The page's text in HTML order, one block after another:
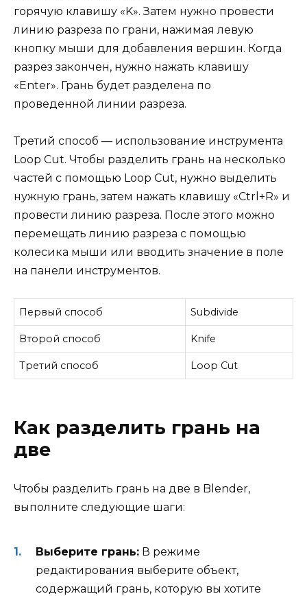
горячую клавишу «K». Затем нужно провести
линию разреза по грани, нажимая левую
кнопку мыши для добавления вершин. Когда
разрез закончен, нужно нажать клавишу
«Enter». Грань будет разделена по
проведенной линии разреза.
Третий способ — использование инструмента
Loop Cut. Чтобы разделить грань на несколько
частей с помощью Loop Cut, нужно выделить
нужную грань, затем нажать клавишу «Ctrl+R» и
провести линию разреза. После этого можно
перемещать линию разреза с помощью
колесика мыши или вводить значение в поле
на панели инструментов.
Первый способ Subdivide
Второй способ Knife
Третий способ Loop Cut
Как разделить грань на
две
Чтобы разделить грань на две в Blender,
выполните следующие шаги:
Выберите грань: В режиме
редактирования выберите объект,
содержащий грань, которую вы хотите